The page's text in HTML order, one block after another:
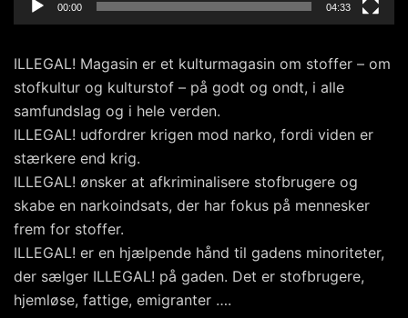
00:00 04:33
ILLEGAL! Magasin er et kulturmagasin om stoffer – om
stofkultur og kulturstof – på godt og ondt, i alle
samfundslag og i hele verden.
ILLEGAL! udfordrer krigen mod narko, fordi viden er
stærkere end krig.
ILLEGAL! ønsker at afkriminalisere stofbrugere og
skabe en narkoindsats, der har fokus på mennesker
frem for stoffer.
ILLEGAL! er en hjælpende hånd til gadens minoriteter,
der sælger ILLEGAL! på gaden. Det er stofbrugere,
hjemløse, fattige, emigranter ….